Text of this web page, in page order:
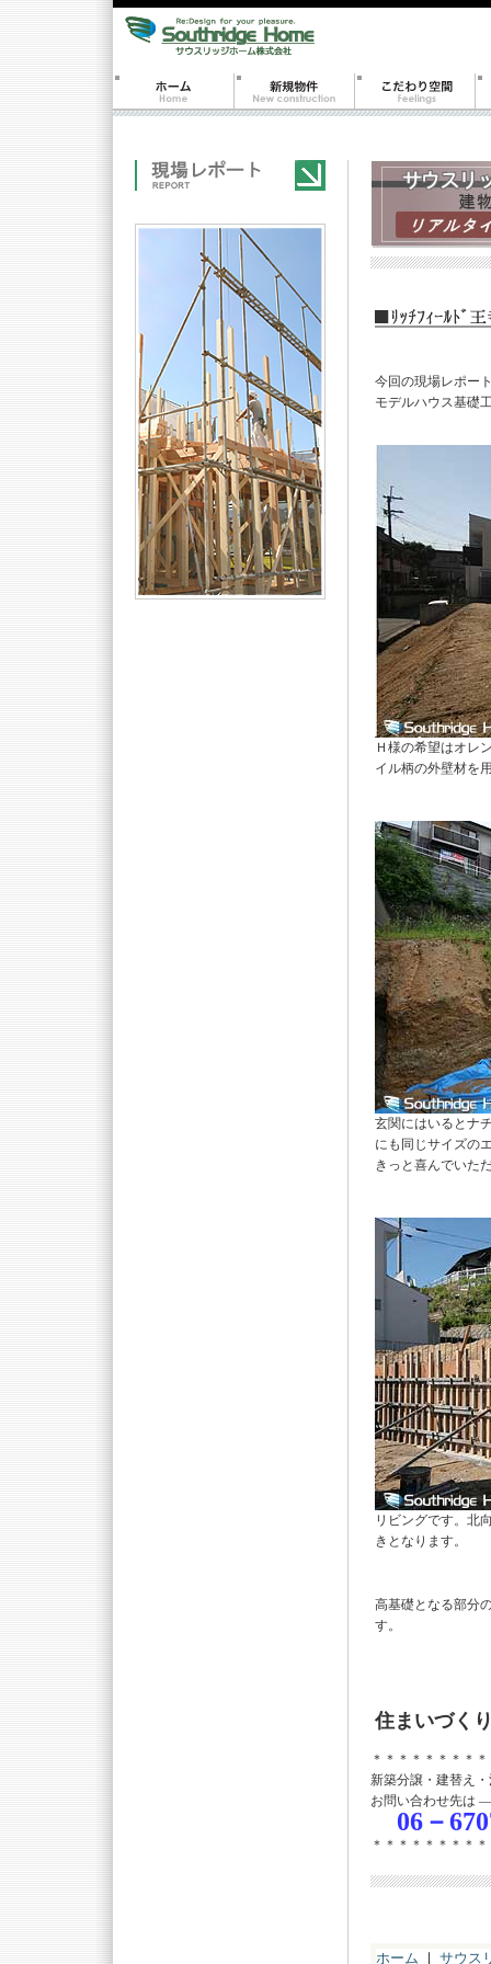
今回の現場レポー
モデルハウス基礎
Ｈ様の希望はオレ
イル柄の外壁材を
玄関にはいるとナ
にも同じサイズの
きっと喜んでいた
リビングです。北
きとなります。
高基礎となる部分
す。
住まいづく
＊＊＊＊＊＊＊＊
新築分譲・建替え
お問い合わせ先は
06－
＊＊＊＊＊＊＊＊
ホーム ｜ サウス